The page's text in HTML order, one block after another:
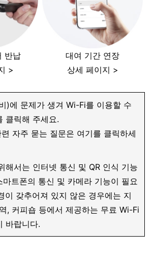
반납
>
대여 기간 연장
상세 페이지 >
)에 문제가 생겨 Wi-Fi를 이용할 수
클릭해 주세요.
자주 묻는 질문은 여기를 클릭하세
해서는 인터넷 통신 및 QR 인식 기능
마트폰의 통신 및 카메라 기능이 필요
이 갖추어져 있지 않은 경우에는 지
, 커피숍 등에서 제공하는 무료 Wi-Fi
바랍니다.